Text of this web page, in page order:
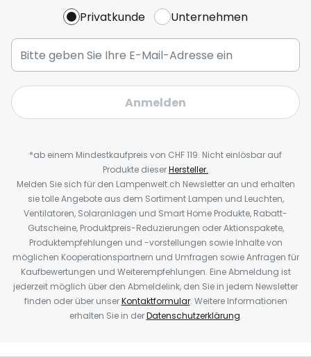
Privatkunde Unternehmen
Anmelden
*ab einem Mindestkaufpreis von CHF 119. Nicht einlösbar auf
Produkte dieserHersteller.
Melden Sie sich für den Lampenwelt.ch Newsletter an und erhalten
sie tolle Angebote aus dem Sortiment Lampen und Leuchten,
Ventilatoren, Solaranlagen und Smart Home Produkte, Rabatt-
Gutscheine, Produktpreis-Reduzierungen oder Aktionspakete,
Produktempfehlungen und -vorstellungen sowie Inhalte von
möglichen Kooperationspartnern und Umfragen sowie Anfragen für
Kaufbewertungen und Weiterempfehlungen. Eine Abmeldung ist
jederzeit möglich über den Abmeldelink, den Sie in jedem Newsletter
finden oder über unserKontaktformular. Weitere Informationen
erhalten Sie in derDatenschutzerklärung.